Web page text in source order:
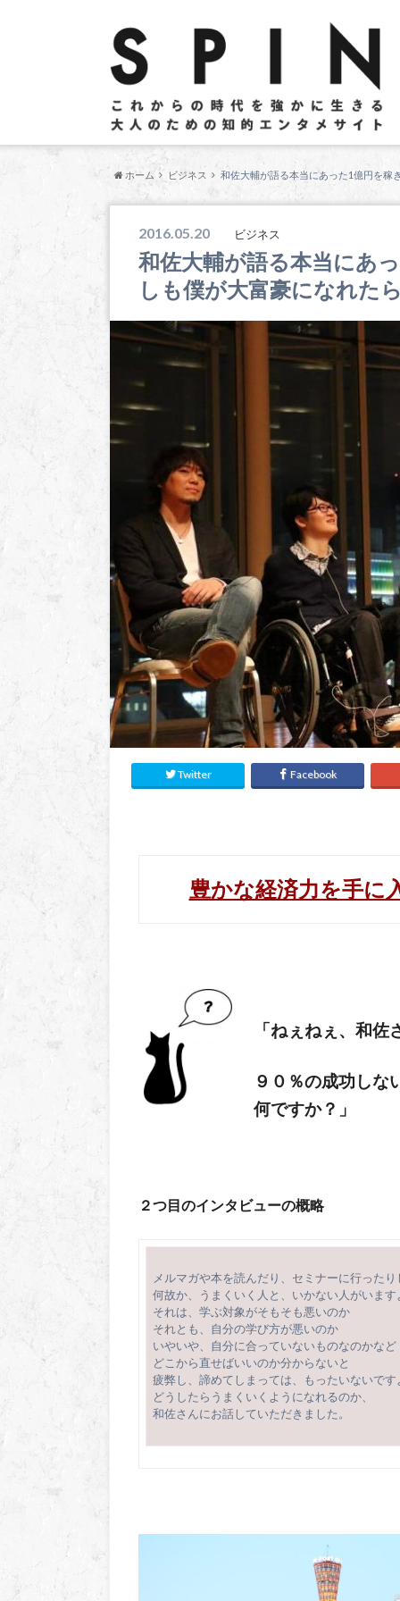
ホーム ビジネス 和佐大輔が語る本当にあった1億円を
2016.05.20 ビジネス
和佐大輔が語る本当にあ
しも僕が大富豪になれた
Twitter Facebook
豊かな経済力を手に
「ねぇねぇ、和佐
９０％の成功しな
何ですか？ 」
２つ目のインタビューの概略
メルマガや本を読んだり、セミナーに行ったり
何故か、うまくいく人と、いかない人がいます
それは、学ぶ対象がそもそも悪いのか
それとも、自分の学び方が悪いのか
いやいや、自分に合っていないものなのかなど
どこから直せばいいのか分からないと
疲弊し、諦めてしまっては、もったいないです
どうしたらうまくいくようになれるのか、
和佐さんにお話していただきました。